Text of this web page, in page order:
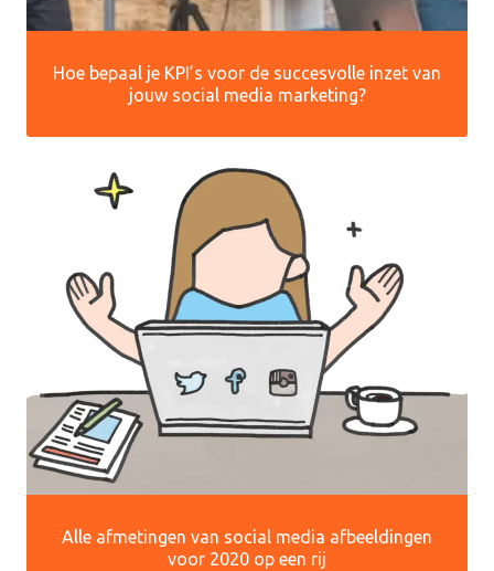
Hoe bepaal je KPI’s voor de succesvolle inzet van
jouw social media marketing?
Alle afmetingen van social media afbeeldingen
voor 2020 op een rij